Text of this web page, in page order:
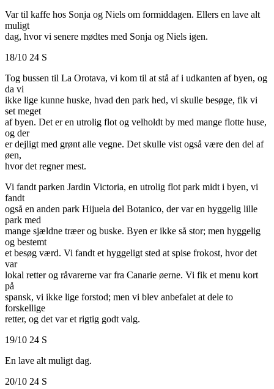
Var til kaffe hos Sonja og Niels om formiddagen. Ellers en lave alt
muligt
dag, hvor vi senere mødtes med Sonja og Niels igen.
18/10 24 S
Tog bussen til La Orotava, vi kom til at stå af i udkanten af byen, og
da vi
ikke lige kunne huske, hvad den park hed, vi skulle besøge, fik vi
set meget
af byen. Det er en utrolig flot og velholdt by med mange flotte huse,
og der
er dejligt med grønt alle vegne. Det skulle vist også være den del af
øen,
hvor det regner mest.
Vi fandt parken Jardin Victoria, en utrolig flot park midt i byen, vi
fandt
også en anden park Hijuela del Botanico, der var en hyggelig lille
park med
mange sjældne træer og buske. Byen er ikke så stor; men hyggelig
og bestemt
et besøg værd. Vi fandt et hyggeligt sted at spise frokost, hvor det
var
lokal retter og råvarerne var fra Canarie øerne. Vi fik et menu kort
på
spansk, vi ikke lige forstod; men vi blev anbefalet at dele to
forskellige
retter, og det var et rigtig godt valg.
19/10 24 S
En lave alt muligt dag.
20/10 24 S